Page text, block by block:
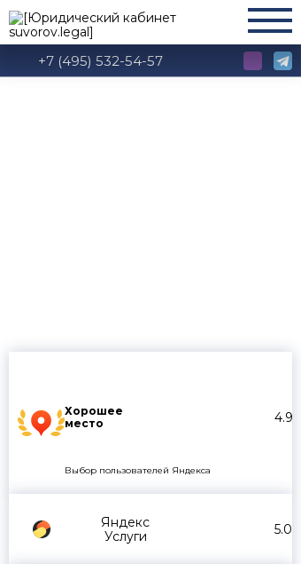
+7 (495) 532-54-57
Хорошее
место
4.9
Выбор пользователей Яндекса
Яндекс
Услуги
5.0